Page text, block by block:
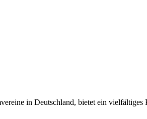
in Deutschland, bietet ein